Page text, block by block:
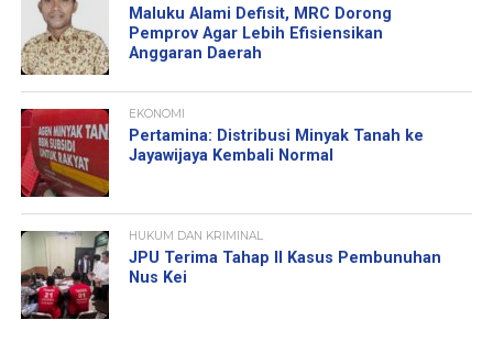
Maluku Alami Defisit, MRC Dorong
Pemprov Agar Lebih Efisiensikan
Anggaran Daerah
EKONOMI
Pertamina: Distribusi Minyak Tanah ke
Jayawijaya Kembali Normal
HUKUM DAN KRIMINAL
JPU Terima Tahap II Kasus Pembunuhan
Nus Kei